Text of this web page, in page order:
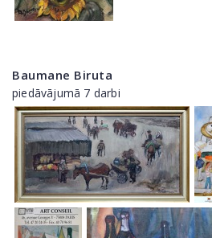
Baumane Biruta
piedāvājumā 7 darbi